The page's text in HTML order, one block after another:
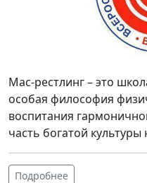
Мас-рестлинг – это
особая философия
воспитания
часть богатой культуры
Подробнее